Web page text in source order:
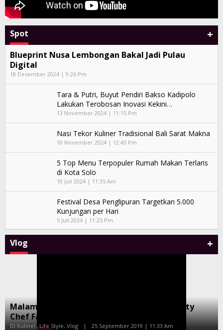
Spot +
Blueprint Nusa Lembongan Bakal Jadi Pulau
Digital
18 Desember 2024 | 9:26 Pm
Tara & Putri, Buyut Pendiri Bakso Kadipolo
Lakukan Terobosan Inovasi Kekini…
13 November 2024 | 11:15 Pm
Nasi Tekor Kuliner Tradisional Bali Sarat Makna
10 November 2024 | 12:45 Pm
5 Top Menu Terpopuler Rumah Makan Terlaris
di Kota Solo
10 Juli 2024 | 11:35 Am
Festival Desa Penglipuran Targetkan 5.000
Kunjungan per Hari
5 Juli 2024 | 11:25 Pm
Vlog +
Malam Amal Hatten Wines Bersama Celebrity
Chef Farah Quinn dan Marinka
Di Kuliner, Life Style, Vlog | 25 September 2019 | 11:33 Am